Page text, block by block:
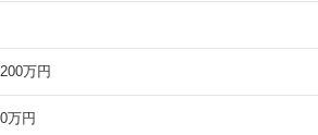
万円
万円